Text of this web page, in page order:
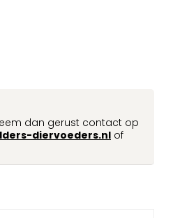
dan gerust contact op
diervoeders.nl of